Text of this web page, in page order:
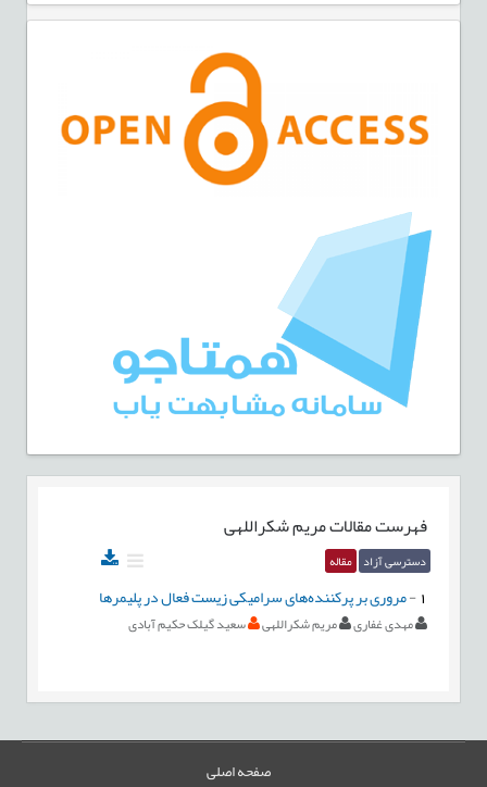
فهرست مقالاتمریم شکراللهی
دسترسی آزاد مقاله
-مروری بر پرکننده‌های سرامیکی زیست فعال در پلیمرها
مهدی غفاری مریم شکراللهی سعید گیلک حکیم آبادی
صفحه اصلی